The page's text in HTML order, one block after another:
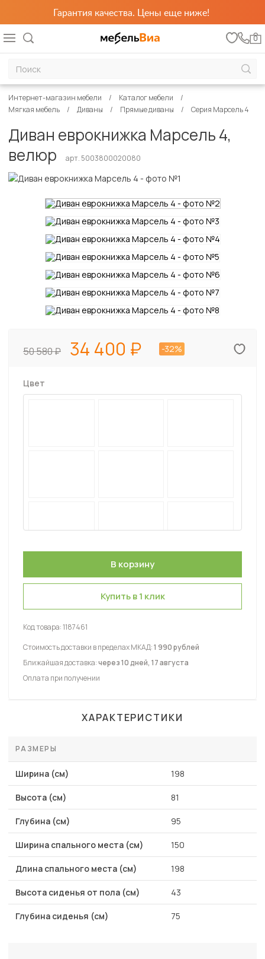
Гарантия качества. Цены еще ниже!
0
Интернет-магазин мебели
Каталог мебели
Мягкая мебель
Диваны Прямые диваны Серия Марсель 4
Диван еврокнижка Марсель 4,
велюр
арт. 5003800020080
50 580 34 400 -32%
Цвет
Купить в 1 клик
Код товара:1187461
Стоимость доставки в пределах МКАД:1 990 рублей
Ближайшая доставка:через 10 дней, 17 августа
Оплата при получении
ХАРАКТЕРИСТИКИ
РАЗМЕРЫ
Ширина (см) 198
Высота (см) 81
Глубина (см) 95
Ширина спального места (см) 150
Длина спального места (см) 198
Высота сиденья от пола (см) 43
Глубина сиденья (см) 75